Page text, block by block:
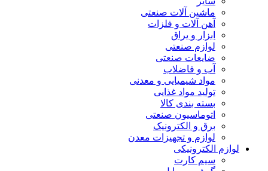
ماشین آلات صنعتی
آهن آلات و فلزات
ابزار و یراق
لوازم صنعتی
ضایعات صنعتی
آب و فاضلاب
مواد شیمیایی و معدنی
تولید مواد غذایی
بسته بندی کالا
اتوماسیون صنعتی
برق و الکترونیک
لوازم و تجهیزات معدن
لوازم الکترونیکی
سیم کارت